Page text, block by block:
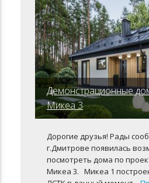
Демонстрационные
Микеа 3
Дорогие друзья! Рады
г.Дмитрове появилась
посмотреть дома по
Микеа 3. Микеа 1